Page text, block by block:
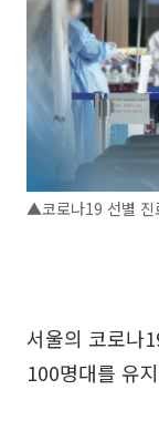
▲코로나19 선별 진
서울의 코로나
100명대를 유